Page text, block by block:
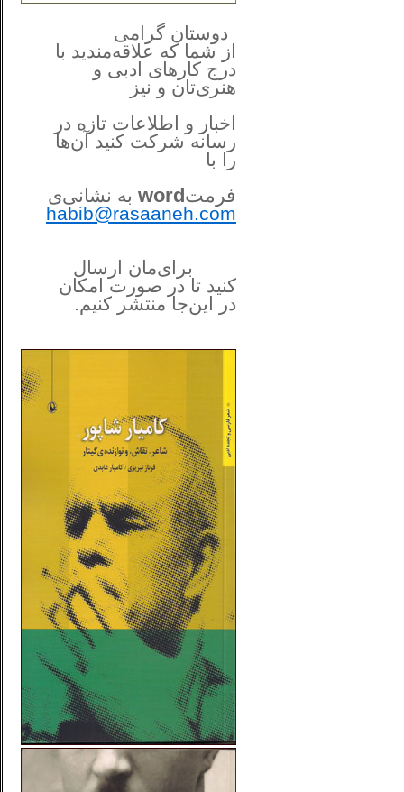
دوستان گرامی
از شما که علاقه‌مندید با
درج کارهای‌ ادبی و
هنری‌تان و نیز
اخبار و اطلاعات تازه در
رسانه شرکت کنید آن‌ها
را با
فرمتword به نشانی‌ی
habib@rasaaneh.com
برای‌مان ارسال
کنید تا در صورت امکان
در این‌جامنتشر کنیم.